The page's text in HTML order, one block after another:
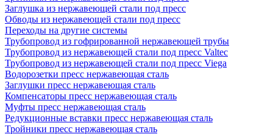
Заглушка из нержавеющей стали под пресс
Обводы из нержавеющей стали под пресс
Переходы на другие системы
Трубопровод из гофрированной нержавеющей трубы
Трубопровод из нержавеющей стали под пресс Valtec
Трубопровод из нержавеющей стали под пресс Viega
Водорозетки пресс нержавеющая сталь
Заглушки пресс нержавеющая сталь
Компенсаторы пресс нержавеющая сталь
Муфты пресс нержавеющая сталь
Редукционные вставки пресс нержавеющая сталь
Тройники пресс нержавеющая сталь